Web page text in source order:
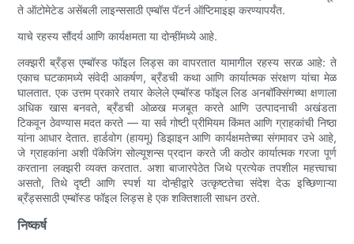
ते ऑटोमेटेड असेंबली लाइन्ससाठी एम्बॉस पॅटर्न ऑप्टिमाइझ करण्यापर्यंत.
याचे रहस्य सौंदर्य आणि कार्यक्षमता या दोन्हींमध्ये आहे.
लक्झरी ब्रँड्स एम्बॉस्ड फॉइल लिड्स का वापरतात यामागील रहस्य सरळ आहे: ते
एकाच घटकामध्ये संवेदी आकर्षण, ब्रँडची कथा आणि कार्यात्मक संरक्षण यांचा मेळ
घालतात. एक उत्तम प्रकारे तयार केलेले एम्बॉस्ड फॉइल लिड अनबॉक्सिंगच्या क्षणाला
अधिक खास बनवते, ब्रँडची ओळख मजबूत करते आणि उत्पादनाची अखंडता
टिकवून ठेवण्यास मदत करते — या सर्व गोष्टी प्रीमियम किंमत आणि ग्राहकांची निष्ठा
यांना आधार देतात. हार्डवोग (हायमू) डिझाइन आणि कार्यक्षमतेच्या संगमावर उभे आहे,
जे ग्राहकांना अशी पॅकेजिंग सोल्यूशन्स प्रदान करते जी कठोर कार्यात्मक गरजा पूर्ण
करताना लक्झरी व्यक्त करतात. अशा बाजारपेठेत जिथे प्रत्येक तपशील महत्त्वाचा
असतो, तिथे दृष्टी आणि स्पर्श या दोन्हीद्वारे उत्कृष्टतेचा संदेश देऊ इच्छिणाऱ्या
ब्रँड्ससाठी एम्बॉस्ड फॉइल लिड्स हे एक शक्तिशाली साधन ठरते.
निष्कर्ष